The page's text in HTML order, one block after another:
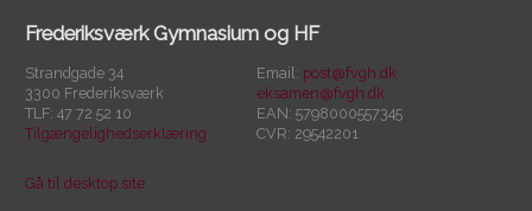
Frederiksværk Gymnasium og HF
Strandgade 34
3300 Frederiksværk
TLF: 47 72 52 10
Tilgængelighedserklæring
Email: post@fvgh.dk
eksamen@fvgh.dk
EAN: 5798000557345
CVR: 29542201
Gå til desktop site